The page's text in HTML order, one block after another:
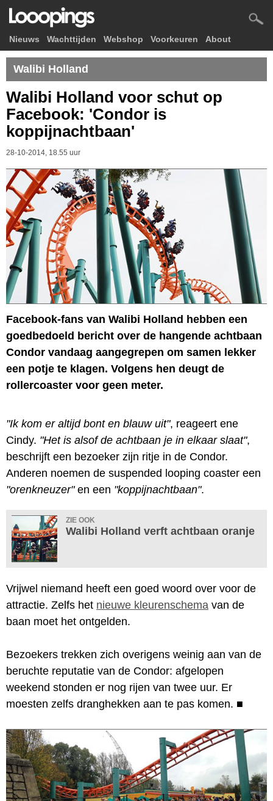
Nieuws Wachttijden Webshop Voorkeuren About
Walibi Holland
Walibi Holland voor schut op
Facebook: 'Condor is
koppijnachtbaan'
28-10-2014, 18.55 uur
Facebook-fans van Walibi Holland hebben een
goedbedoeld bericht over de hangende achtbaan
Condor vandaag aangegrepen om samen lekker
een potje te klagen. Volgens hen deugt de
rollercoaster voor geen meter.
"Ik kom er altijd bont en blauw uit", reageert ene
Cindy. "Het is alsof de achtbaan je in elkaar slaat",
beschrijft een bezoeker zijn ritje in de Condor.
Anderen noemen de suspended looping coaster een
"orenkneuzer"en een "koppijnachtbaan".
ZIE OOK
Walibi Holland verft achtbaan oranje
Vrijwel niemand heeft een goed woord over voor de
attractie. Zelfs het nieuwe kleurenschema van de
baan moet het ontgelden.
Bezoekers trekken zich overigens weinig aan van de
beruchte reputatie van de Condor: afgelopen
weekend stonden er nog rijen van twee uur. Er
moesten zelfs dranghekken aan te pas komen. ■